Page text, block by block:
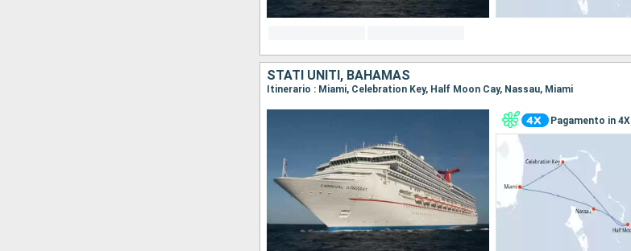
STATI UNITI, BAHAMAS
Itinerario : Miami, Celebration Key, Half Moon Cay, Nassau, Miami
Pagamento in 4X